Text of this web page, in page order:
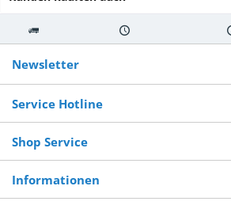
Kostenloser
Versand ab €
250,-
Versand innerhalb von
Newsletter
Service Hotline
Shop Service
Informationen